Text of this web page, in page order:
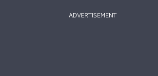
ADVERTISEMENT